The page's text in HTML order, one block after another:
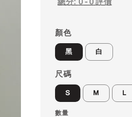
總分: 0 - 0 評價
顏色
黑 白
尺碼
S M L
數量